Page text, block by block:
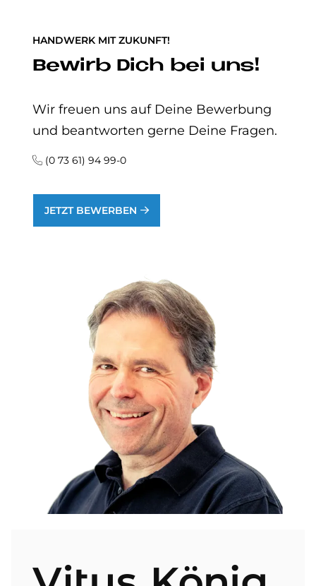
HANDWERK MIT ZUKUNFT!
Be­wirb Dich bei uns!
Wir freuen uns auf Deine Bewerbung
und beantworten gerne Deine Fragen.
(0 73 61) 94 99-0
JETZT BEWERBEN